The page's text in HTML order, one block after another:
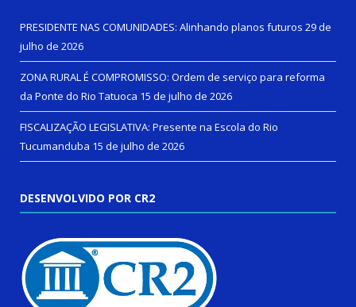
PRESIDENTE NAS COMUNIDADES: Alinhando planos futuros 29 de
julho de 2026
ZONA RURAL É COMPROMISSO: Ordem de serviço para reforma
da Ponte do Rio Tatuoca 15 de julho de 2026
FISCALIZAÇÃO LEGISLATIVA: Presente na Escola do Rio
Tucumanduba 15 de julho de 2026
DESENVOLVIDO POR CR2